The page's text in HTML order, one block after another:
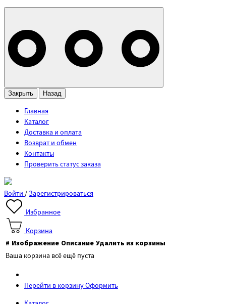
Закрыть Назад
Главная
Каталог
Доставка и оплата
Возврат и обмен
Контакты
Проверить статус заказа
Войти/Зарегистрироваться
Избранное
Корзина
# Изображение Описание Удалить из корзины
Ваша корзина всё ещё пуста
Перейти в корзинуОформить